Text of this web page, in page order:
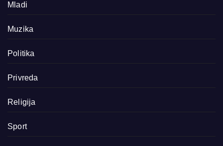
Mladi
Muzika
Politika
Privreda
Religija
Sport